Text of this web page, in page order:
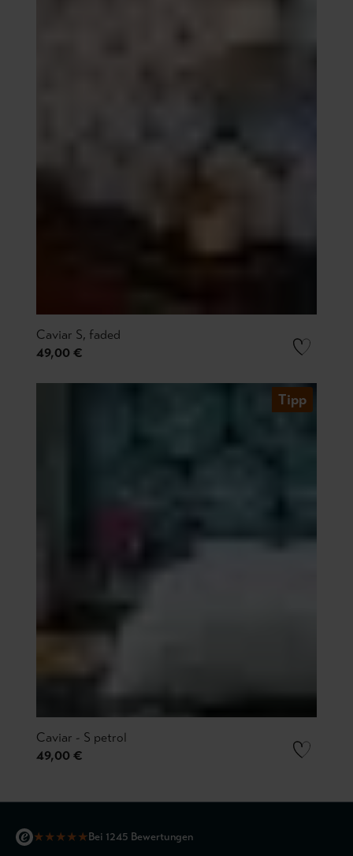
Caviar S, faded
49,00 €
Tipp
Caviar - S petrol
49,00 €
★★★★★Bei 1245 Bewertungen